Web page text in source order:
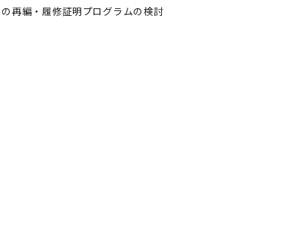
再編・履修証明プログラムの検討